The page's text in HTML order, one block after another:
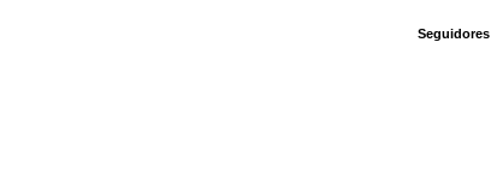
Seguidores